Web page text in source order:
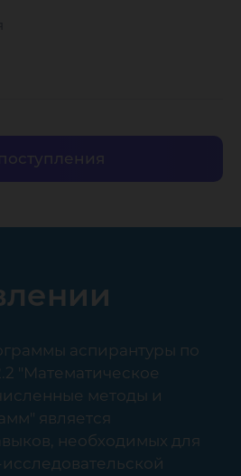
аспирантуры по
"Математическое
методы и
является
необходимых для